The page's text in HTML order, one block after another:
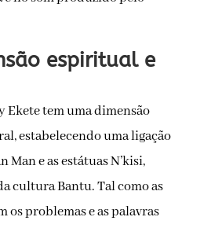
espiritual e
Ekete tem uma dimensão
estabelecendo uma ligação
Man e as estátuas N’kisi,
cultura Bantu. Tal como as
os problemas e as palavras